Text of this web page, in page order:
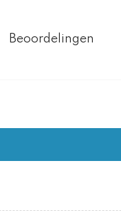
Beoordelingen